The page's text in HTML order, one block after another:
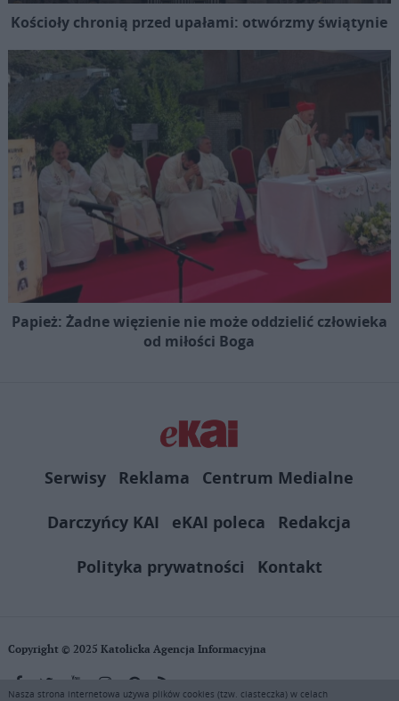
Kościoły chronią przed upałami: otwórzmy świątynie
Papież: Żadne więzienie nie może oddzielić człowieka
od miłości Boga
Serwisy Reklama
Centrum Medialne
Darczyńcy KAI
eKAI poleca
Redakcja
Polityka prywatności
Kontakt
Copyright © 2025 Katolicka Agencja Informacyjna
Nasza strona internetowa używa plików cookies (tzw. ciasteczka) w celach